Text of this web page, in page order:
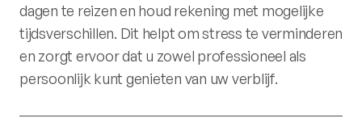
dagen te reizen en houd rekening met mogelijke
tijdsverschillen. Dit helpt om stress te verminderen
en zorgt ervoor dat u zowel professioneel als
persoonlijk kunt genieten van uw verblijf. ​